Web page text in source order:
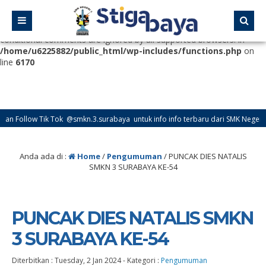
Deprecated
: Function WP_Dependencies->add_data() was called
with an argument that is
deprecated
since version 6.9.0! IE
conditional comments are ignored by all supported browsers. in
/home/u6225882/public_html/wp-includes/functions.php on
line 6170
@smkn.3.surabaya untuk info info terbaru dari SMK Negeri 3 Surabaya
Anda ada di : Home/ Pengumuman /PUNCAK DIES NATALIS
SMKN 3 SURABAYA KE-54
PUNCAK DIES NATALIS SMKN
3 SURABAYA KE-54
Diterbitkan : Tuesday, 2 Jan 2024- Kategori : Pengumuman